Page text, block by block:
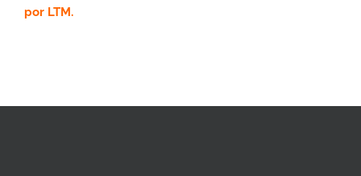
por LTM.